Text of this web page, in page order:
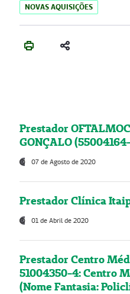
NOVAS AQUISIÇÕES
Prestador
GONÇALO
07 de Agosto de 2020
Prestador Clínica
01 de Abril de 2020
Prestador Centro
51004350-4: Centro
(Nome Fantasia: